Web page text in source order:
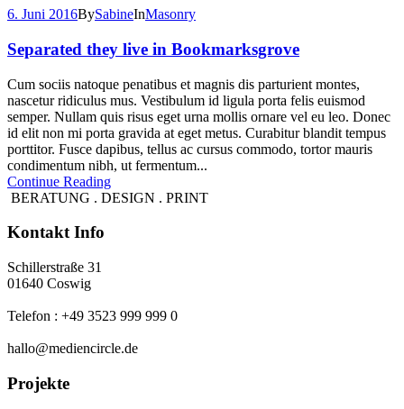
6. Juni 2016BySabineInMasonry
Separated they live in Bookmarksgrove
Cum sociis natoque penatibus et magnis dis parturient montes,
nascetur ridiculus mus. Vestibulum id ligula porta felis euismod
semper. Nullam quis risus eget urna mollis ornare vel eu leo. Donec
id elit non mi porta gravida at eget metus. Curabitur blandit tempus
porttitor. Fusce dapibus, tellus ac cursus commodo, tortor mauris
condimentum nibh, ut fermentum...
Continue Reading
BERATUNG . DESIGN . PRINT
Kontakt Info
Schillerstraße 31
01640 Coswig
Telefon : +49 3523 999 999 0
hallo@mediencircle.de
Projekte